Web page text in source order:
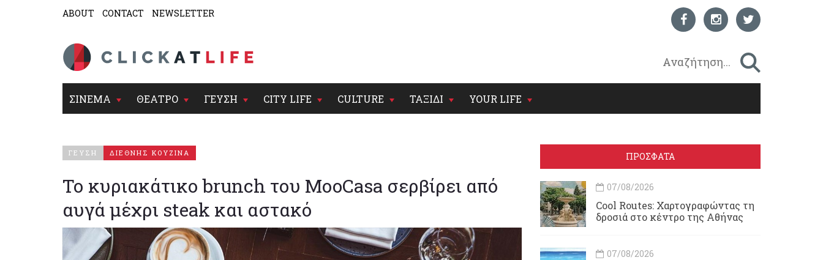
ABOUT CONTACT NEWSLETTER
ΣΙΝΕΜΑ ΘΕΑΤΡΟ ΓΕΥΣΗ CITY LIFE CULTURE ΤΑΞΙΔΙ YOUR LIFE
ΓΕΥΣΗ ΔΙΕΘΝΗΣ ΚΟΥΖΙΝΑ
Το κυριακάτικο brunch του MooCasa σερβίρει από
αυγά μέχρι steak και αστακό
ΠΡΟΣΦΑΤΑ
07/08/2026
Cool Routes: Χαρτογραφώντας τη
δροσιά στο κέντρο της Αθήνας
07/08/2026